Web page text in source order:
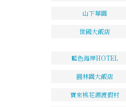
山下華園
世國大飯店
藍色海岸HOTEL
圓林園大飯店
寶來桃花源渡假村